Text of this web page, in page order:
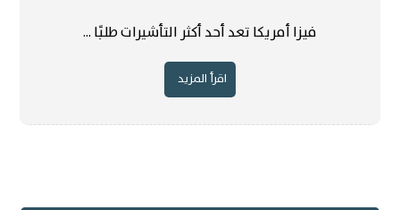
فيزا أمريكا تعد أحد أكثر التأشيرات طلبًا ...
اقرأ المزيد